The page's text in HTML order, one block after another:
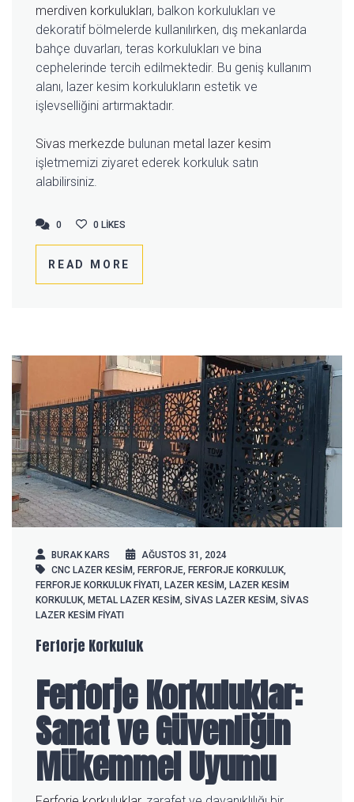
merdiven korkulukları, balkon korkulukları ve
dekoratif bölmelerde kullanılırken, dış mekanlarda
bahçe duvarları, teras korkulukları ve bina
cephelerinde tercih edilmektedir. Bu geniş kullanım
alanı, lazer kesim korkulukların estetik ve
işlevselliğini artırmaktadır.
Sivas merkezde bulunan metal lazer kesim
işletmemizi ziyaret ederek korkuluk satın
alabilirsiniz.
READ MORE
0
0 0 LIKES
BURAK KARS
AĞUSTOS 31, 2024
CNC LAZER KESIM, FERFORJE, FERFORJE KORKULUK,
FERFORJE KORKULUK FIYATI , LAZER KESIM, LAZER KESIM
KORKULUK, METAL LAZER KESIM, SIVAS LAZER KESIM, SIVAS
LAZER KESIM FIYATI
Ferforje Korkuluk
Ferforje Korkuluklar:
Sanat ve Güvenliğin
Mükemmel Uyumu